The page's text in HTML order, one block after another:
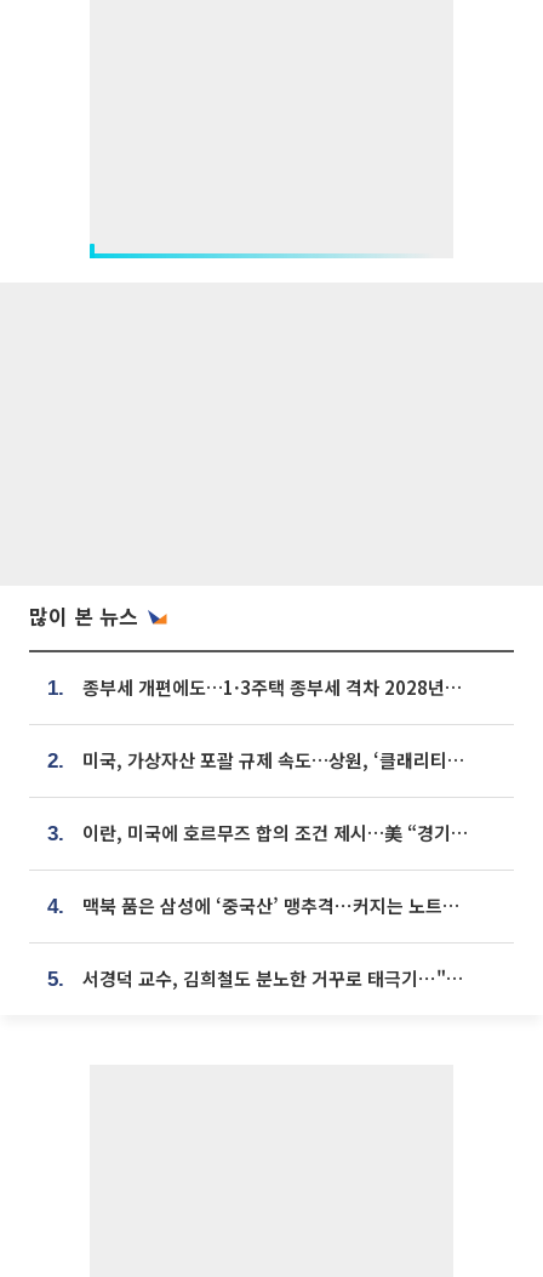
많이 본 뉴스
1. 종부세 개편에도…1·3주택 종부세 격차 2028년부터 확대
2. 미국, 가상자산 포괄 규제 속도…상원, ‘클래리티법’ 9월 절차투표 추진
3. 이란, 미국에 호르무즈 합의 조건 제시…美 “경기 아직 안 끝나” [종합]
4. 맥북 품은 삼성에 ‘중국산’ 맹추격⋯커지는 노트북 OLED 시장
5. 서경덕 교수, 김희철도 분노한 거꾸로 태극기⋯"엉터리는 아냐, 아쉬울 뿐"